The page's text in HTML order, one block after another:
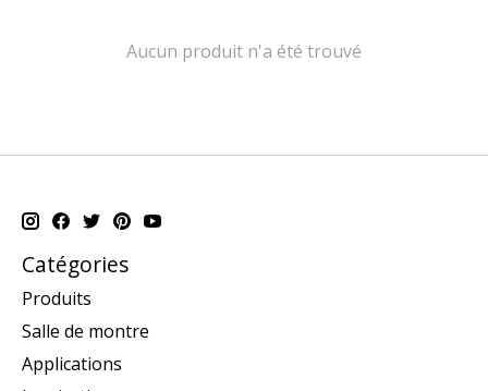
Aucun produit n'a été trouvé
Catégories
Produits
Salle de montre
Applications